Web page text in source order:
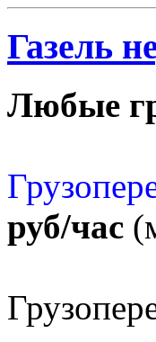
Газель
Любые
руб/час